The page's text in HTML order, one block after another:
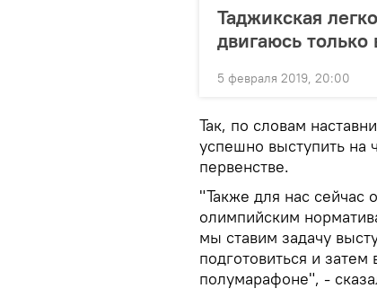
Таджикская
двигаюсь только
5 февраля 2019, 20:00
Так, по словам
успешно выступить на
первенстве.
"Также для нас
олимпийским
мы ставим задачу
подготовиться и
полумарафоне", -